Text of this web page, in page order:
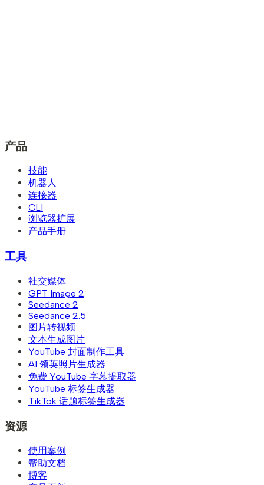
产品
技能
机器人
连接器
CLI
浏览器扩展
产品手册
工具
社交媒体
GPT Image 2
Seedance 2
Seedance 2.5
图片转视频
文本生成图片
YouTube 封面制作工具
AI 领英照片生成器
免费 YouTube 字幕提取器
YouTube 标签生成器
TikTok 话题标签生成器
资源
使用案例
帮助文档
博客